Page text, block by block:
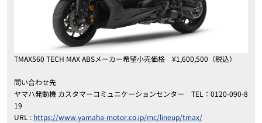
TMAX560 TECH MAX ABSメーカー希望小売価格 ¥1,600,500（税込）
問い合わせ先
ヤマハ発動機 カスタマーコミュニケーションセンター TEL：0120-090-8
19
URL : https://www.yamaha-motor.co.jp/mc/lineup/tmax/